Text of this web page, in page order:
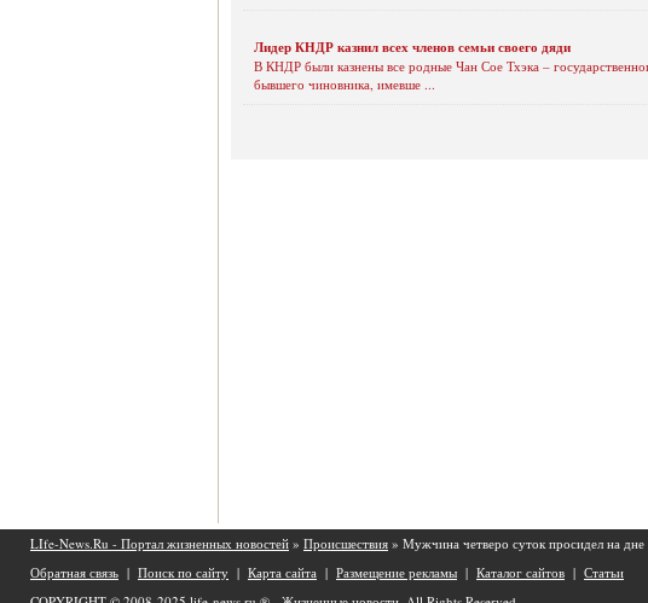
Лидер КНДР казнил всех членов семьи своего дяди
В КНДР были казнены все родные Чан Сое Тхэка –
бывшего чиновника, имевше ...
LIfe-News.Ru - Портал жизненных новостей » Происшествия » Мужчина четверо суток просидел на дне
Обратная связь | Поиск по сайту | Карта сайта | Размещение рекламы | Каталог сайтов | Статьи